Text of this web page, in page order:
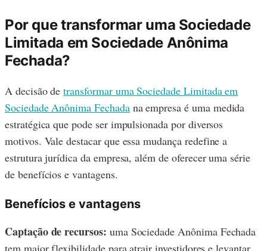
Por que transformar uma Sociedade
Limitada em Sociedade Anônima
Fechada?
A decisão detransformar uma Sociedade Limitada em
Sociedade Anônima Fechadana empresa é uma medida
estratégica que pode ser impulsionada por diversos
motivos. Vale destacar que essa mudança redefine a
estrutura jurídica da empresa, além de oferecer uma série
de benefícios e vantagens.
Benefícios e vantagens
Captação de recursos: uma Sociedade Anônima Fechada